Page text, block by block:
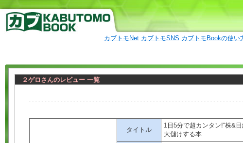
カブトモNet カブトモSNS カブトモBookの使い
２ゲロさんのレビュー 一覧
タイトル
1日5分で超カンタン!“株&
大儲けする本